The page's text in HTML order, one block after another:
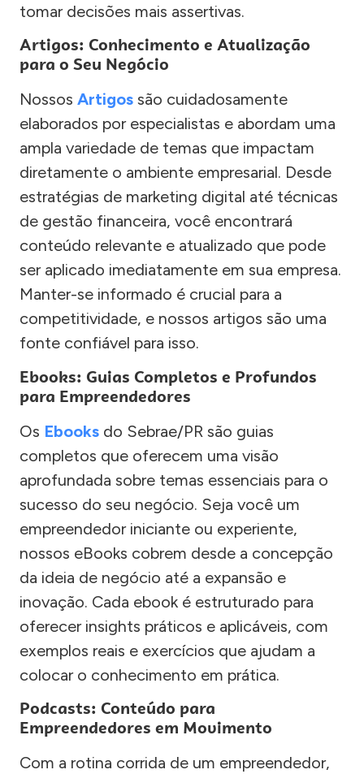
tomar decisões mais assertivas.
Artigos: Conhecimento e Atualização
para o Seu Negócio
Nossos Artigos são cuidadosamente
elaborados por especialistas e abordam uma
ampla variedade de temas que impactam
diretamente o ambiente empresarial. Desde
estratégias de marketing digital até técnicas
de gestão financeira, você encontrará
conteúdo relevante e atualizado que pode
ser aplicado imediatamente em sua empresa.
Manter-se informado é crucial para a
competitividade, e nossos artigos são uma
fonte confiável para isso.
Ebooks: Guias Completos e Profundos
para Empreendedores
Os Ebooks do Sebrae/PR são guias
completos que oferecem uma visão
aprofundada sobre temas essenciais para o
sucesso do seu negócio. Seja você um
empreendedor iniciante ou experiente,
nossos eBooks cobrem desde a concepção
da ideia de negócio até a expansão e
inovação. Cada ebook é estruturado para
oferecer insights práticos e aplicáveis, com
exemplos reais e exercícios que ajudam a
colocar o conhecimento em prática.
Podcasts: Conteúdo para
Empreendedores em Movimento
Com a rotina corrida de um empreendedor,